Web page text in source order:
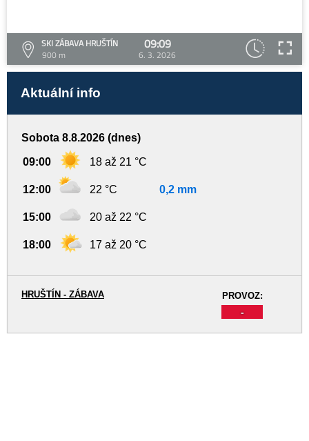
SKI ZÁBAVA HRUŠTÍN
900 m
09:09
6. 3. 2026
Aktuální info
Sobota 8.8.2026 (dnes)
09:00 18 až 21 °C
12:00 22 °C 0,2 mm
15:00 20 až 22 °C
18:00 17 až 20 °C
PROVOZ:
-
HRUŠTÍN - ZÁBAVA